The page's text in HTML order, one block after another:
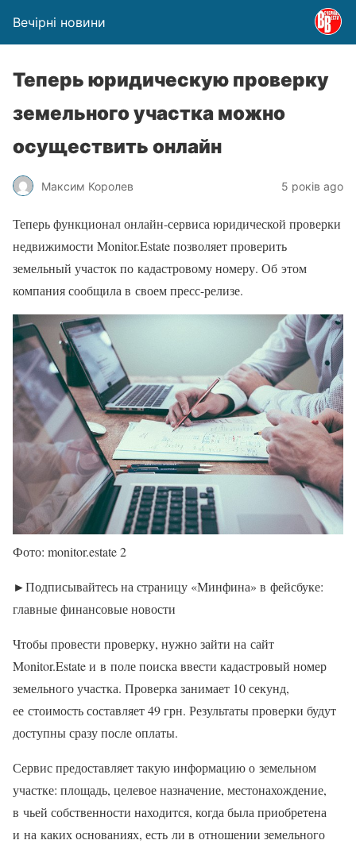
Вечірні новини
Теперь юридическую проверку
земельного участка можно
осуществить онлайн
Максим Королев 5 років ago
Теперь функционал онлайн-сервиса юридической проверки
недвижимости Monitor.Estate позволяет проверить
земельный участок по кадастровому номеру. Об этом
компания сообщила в своем пресс-релизе.
Фото: monitor.estate 2
►Подписывайтесь на страницу «Минфина» в фейсбуке:
главные финансовые новости
Чтобы провести проверку, нужно зайти на сайт
Monitor.Estate и в поле поиска ввести кадастровый номер
земельного участка. Проверка занимает 10 секунд,
ее стоимость составляет 49 грн. Результаты проверки будут
доступны сразу после оплаты.
Сервис предоставляет такую информацию о земельном
участке: площадь, целевое назначение, местонахождение,
в чьей собственности находится, когда была приобретена
и на каких основаниях, есть ли в отношении земельного